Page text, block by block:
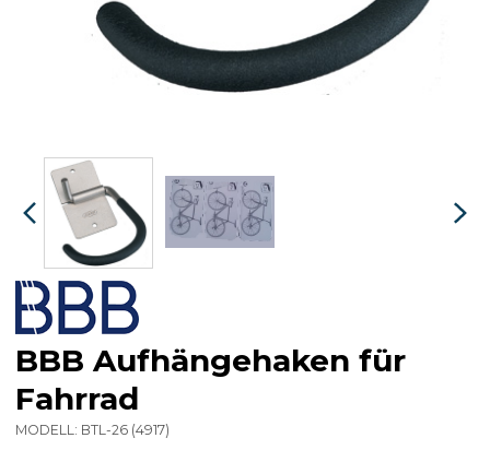
BBB Aufhängehaken für
Fahrrad
MODELL: BTL-26 (4917)